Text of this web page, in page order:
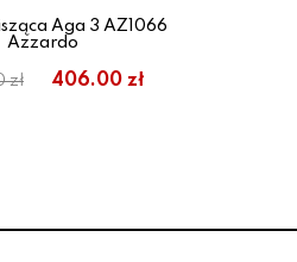
Aga 3 AZ1066
Azzardo
zł 406.00 zł